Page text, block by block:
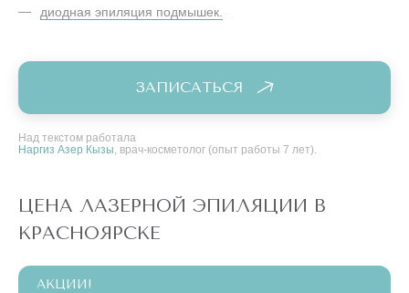
диодная эпиляция подмышек.
ЗАПИСАТЬСЯ
Над текстом работала
Наргиз Азер Кызы , врач-косметолог (опыт работы 7 лет).
ЦЕНА ЛАЗЕРНОЙ ЭПИЛЯЦИИ В
КРАСНОЯРСКЕ
АКЦИИ!